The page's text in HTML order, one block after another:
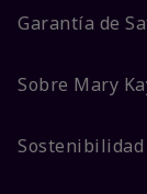
Garantía de
Sobre Mary
Sostenibilidad